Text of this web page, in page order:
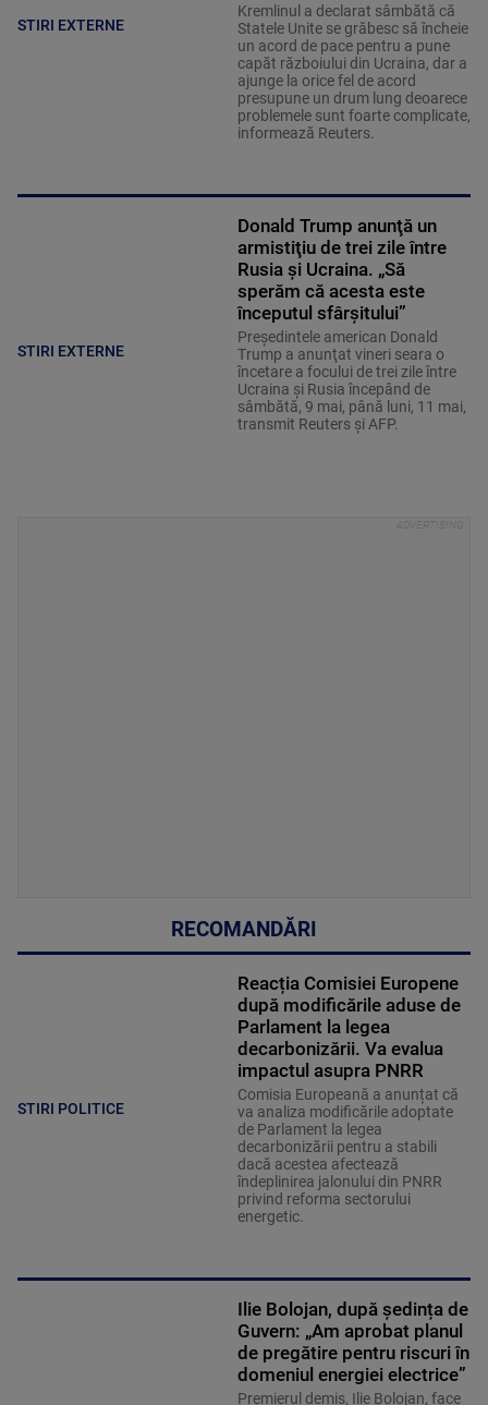
STIRI EXTERNE
Kremlinul a declarat sâmbătă că
Statele Unite se grăbesc să încheie
un acord de pace pentru a pune
capăt războiului din Ucraina, dar a
ajunge la orice fel de acord
presupune un drum lung deoarece
problemele sunt foarte complicate,
informează Reuters.
STIRI EXTERNE
Donald Trump anunţă un
armistiţiu de trei zile între
Rusia şi Ucraina. „Să
sperăm că acesta este
începutul sfârşitului”
Preşedintele american Donald
Trump a anunţat vineri seara o
încetare a focului de trei zile între
Ucraina şi Rusia începând de
sâmbătă, 9 mai, până luni, 11 mai,
transmit Reuters şi AFP.
RECOMANDĂRI
STIRI POLITICE
Reacția Comisiei Europene
după modificările aduse de
Parlament la legea
decarbonizării. Va evalua
impactul asupra PNRR
Comisia Europeană a anunțat că
va analiza modificările adoptate
de Parlament la legea
decarbonizării pentru a stabili
dacă acestea afectează
îndeplinirea jalonului din PNRR
privind reforma sectorului
energetic.
Ilie Bolojan, după ședința de
Guvern: „Am aprobat planul
de pregătire pentru riscuri în
domeniul energiei electrice”
Premierul demis, Ilie Bolojan, face